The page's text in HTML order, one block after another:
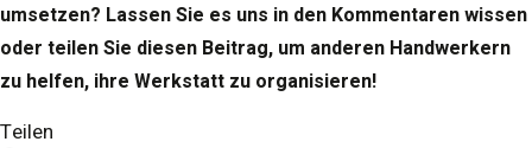
umsetzen? Lassen Sie es uns in den Kommentaren wissen
oder teilen Sie diesen Beitrag, um anderen Handwerkern
zu helfen, ihre Werkstatt zu organisieren!
Teilen